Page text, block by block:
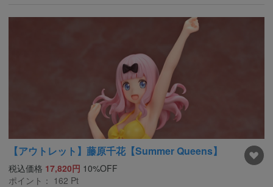
【アウトレット】藤原千花【Summer Queens】
税込価格 17,820円 10%OFF
ポイント： 162 Pt